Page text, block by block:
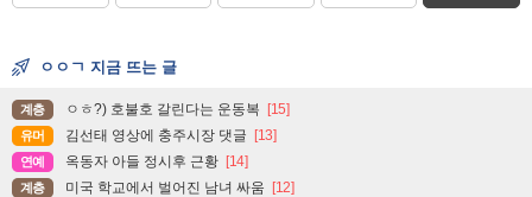
ㅇㅇㄱ 지금 뜨는 글
계층 ㅇㅎ?) 호불호 갈린다는 운동복 [15]
유머 김선태 영상에 충주시장 댓글 [13]
연예 옥동자 아들 정시후 근황 [14]
계층 미국 학교에서 벌어진 남녀 싸움 [12]